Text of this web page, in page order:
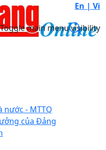
En | Vi
Toggle main menu visibility
nước - MTTQ
của Đảng